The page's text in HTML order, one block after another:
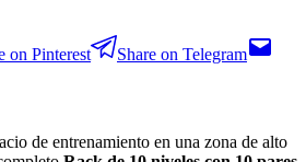
on Pinterest
Share on Telegram
de entrenamiento en una zona de alto